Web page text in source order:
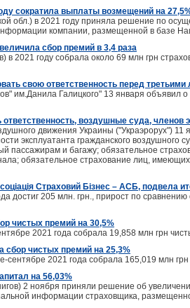
сократила выплаты возмещений на
обл.) в 2021 году приняла решение по
компании, размещенной в базе
сбор премий в 3,4 раза
2021 году собрала около 69 млн грн
свою ответственность перед
им.Данила Галицкого" 13 января объявил
воздушные суда,
движения Украины ("Украэрорух")
эксплуатанта гражданского
пассажирам и багажу; обязательное
обязательное страхование лиц,
Страховий Бізнес – АСБ, подвела
достиг 205 млн. грн., прирост по
чистых премий на 30,5%
2021 года собрала 19,858 млн грн
сбор чистых премий на 25,3%
сентябре 2021 года собрала 165,019 млн
на 56,03%
2 ноября приняли решение об
информации страховщика,